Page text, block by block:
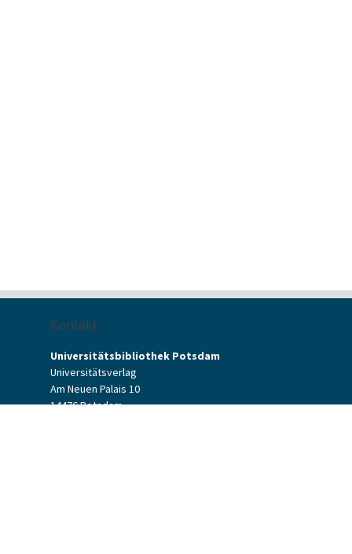
Kontakt
Universitätsbibliothek Potsdam
Universitätsverlag
Am Neuen Palais 10
14476 Potsdam